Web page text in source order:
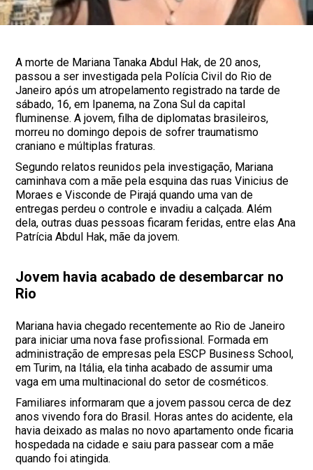
A morte de Mariana Tanaka Abdul Hak, de 20 anos,
passou a ser investigada pela Polícia Civil do Rio de
Janeiro após um atropelamento registrado na tarde de
sábado, 16, em Ipanema, na Zona Sul da capital
fluminense. A jovem, filha de diplomatas brasileiros,
morreu no domingo depois de sofrer traumatismo
craniano e múltiplas fraturas.
Segundo relatos reunidos pela investigação, Mariana
caminhava com a mãe pela esquina das ruas Vinicius de
Moraes e Visconde de Pirajá quando uma van de
entregas perdeu o controle e invadiu a calçada. Além
dela, outras duas pessoas ficaram feridas, entre elas Ana
Patrícia Abdul Hak, mãe da jovem.
Jovem havia acabado de desembarcar no
Rio
Mariana havia chegado recentemente ao Rio de Janeiro
para iniciar uma nova fase profissional. Formada em
administração de empresas pela ESCP Business School,
em Turim, na Itália, ela tinha acabado de assumir uma
vaga em uma multinacional do setor de cosméticos.
Familiares informaram que a jovem passou cerca de dez
anos vivendo fora do Brasil. Horas antes do acidente, ela
havia deixado as malas no novo apartamento onde ficaria
hospedada na cidade e saiu para passear com a mãe
quando foi atingida.